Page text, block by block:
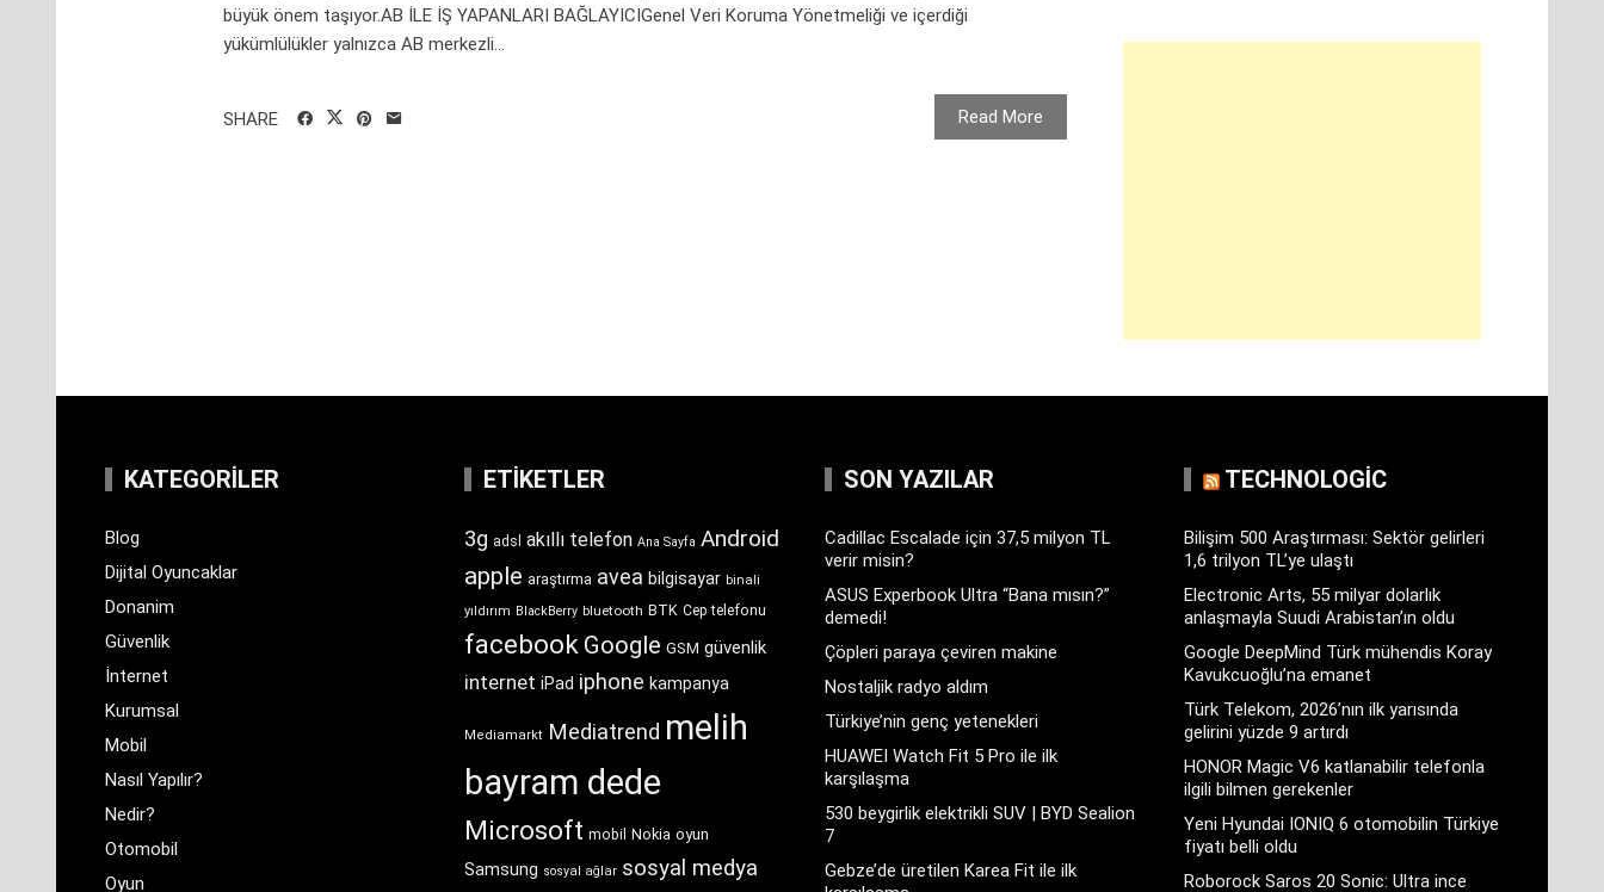
büyük önem taşıyor.AB İLE İŞ YAPANLARI BAĞLAYICIGenel Veri Koruma Yönetmeliği ve içerdiği
yükümlülükler yalnızca AB merkezli...
Read More
SHARE
KATEGORILER
Blog
Dijital Oyuncaklar
Donanim
Güvenlik
İnternet
Kurumsal
Mobil
Nasıl Yapılır?
Nedir?
Otomobil
Oyun
ETIKETLER
3g adsl akıllı telefon Ana Sayfa Android
apple araştırma avea bilgisayar binali
yıldırım BlackBerry bluetooth BTK Cep telefonu
facebook Google GSM güvenlik
internet iPad iphone kampanya
Mediamarkt Mediatrend melih
bayram dede
Microsoft mobil Nokia oyun
Samsung sosyal ağlar sosyal medya
SON YAZILAR
Cadillac Escalade için 37,5 milyon TL
verir misin?
ASUS Experbook Ultra “Bana mısın?”
demedi!
Çöpleri paraya çeviren makine
Nostaljik radyo aldım
Türkiye’nin genç yetenekleri
HUAWEI Watch Fit 5 Pro ile ilk
karşılaşma
530 beygirlik elektrikli SUV | BYD Sealion
7
Gebze’de üretilen Karea Fit ile ilk
TECHNOLOGIC
Bilişim 500 Araştırması: Sektör gelirleri
1,6 trilyon TL’ye ulaştı
Electronic Arts, 55 milyar dolarlık
anlaşmayla Suudi Arabistan’ın oldu
Google DeepMind Türk mühendis Koray
Kavukcuoğlu’na emanet
Türk Telekom, 2026’nın ilk yarısında
gelirini yüzde 9 artırdı
HONOR Magic V6 katlanabilir telefonla
ilgili bilmen gerekenler
Yeni Hyundai IONIQ 6 otomobilin Türkiye
fiyatı belli oldu
Roborock Saros 20 Sonic: Ultra ince